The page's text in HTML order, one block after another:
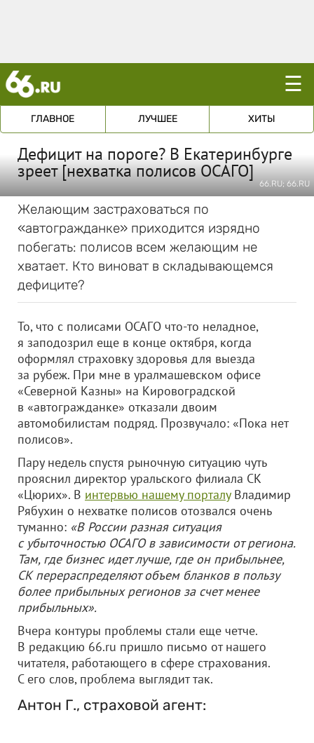
☰
ГЛАВНОЕ ЛУЧШЕЕ ХИТЫ
Дефицит на пороге? В Екатеринбурге
зреет [нехватка полисов ОСАГО]
66.RU; 66.RU
Желающим застраховаться по
«автогражданке» приходится изрядно
побегать: полисов всем желающим не
хватает. Кто виноват в складывающемся
дефиците?
То, что с полисами ОСАГО что-то неладное,
я заподозрил еще в конце октября, когда
оформлял страховку здоровья для выезда
за рубеж. При мне в уралмашевском офисе
«Северной Казны» на Кировоградской
в «автогражданке» отказали двоим
автомобилистам подряд. Прозвучало: «Пока нет
полисов».
Пару недель спустя рыночную ситуацию чуть
прояснил директор уральского филиала СК
«Цюрих». В интервью нашему порталуВладимир
Рябухин о нехватке полисов отозвался очень
туманно: «В России разная ситуация
с убыточностью ОСАГО в зависимости от региона.
Там, где бизнес идет лучше, где он прибыльнее,
СК перераспределяют объем бланков в пользу
более прибыльных регионов за счет менее
прибыльных».
Вчера контуры проблемы стали еще четче.
В редакцию 66.ru пришло письмо от нашего
читателя, работающего в сфере страхования.
С его слов, проблема выглядит так.
Антон Г., страховой агент: